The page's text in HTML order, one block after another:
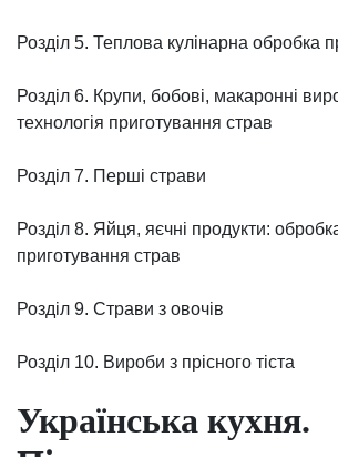
Розділ 5. Теплова кулінарна обробка
Розділ 6. Крупи, бобові, макаронні
технологія приготування страв
Розділ 7. Перші страви
Розділ 8. Яйця, яєчні продукти:
приготування страв
Розділ 9. Страви з овочів
Розділ 10. Вироби з прісного тіста
Українська кухня.